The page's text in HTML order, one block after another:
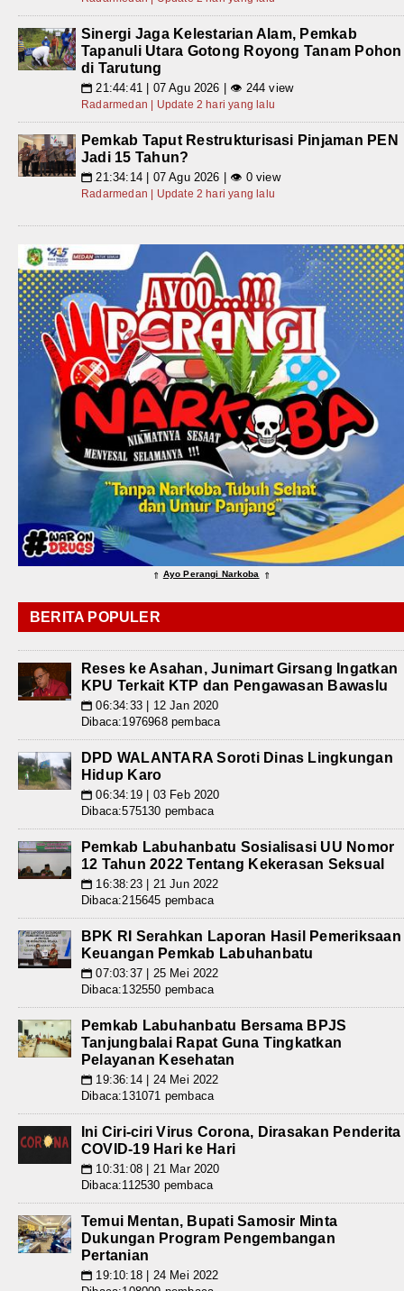
Sinergi Jaga Kelestarian Alam, Pemkab
Tapanuli Utara Gotong Royong Tanam Pohon
di Tarutung
📅 21:44:41 | 07 Agu 2026 | 👁 244 view
Radarmedan | Update 2 hari yang lalu
Pemkab Taput Restrukturisasi Pinjaman PEN
Jadi 15 Tahun?
📅 21:34:14 | 07 Agu 2026 | 👁 0 view
Radarmedan | Update 2 hari yang lalu
⇑ Ayo Perangi Narkoba ⇑
BERITA POPULER
Reses ke Asahan, Junimart Girsang Ingatkan
KPU Terkait KTP dan Pengawasan Bawaslu
📅 06:34:33 | 12 Jan 2020
Dibaca:1976968 pembaca
DPD WALANTARA Soroti Dinas Lingkungan
Hidup Karo
📅 06:34:19 | 03 Feb 2020
Dibaca:575130 pembaca
Pemkab Labuhanbatu Sosialisasi UU Nomor
12 Tahun 2022 Tentang Kekerasan Seksual
📅 16:38:23 | 21 Jun 2022
Dibaca:215645 pembaca
BPK RI Serahkan Laporan Hasil Pemeriksaan
Keuangan Pemkab Labuhanbatu
📅 07:03:37 | 25 Mei 2022
Dibaca:132550 pembaca
Pemkab Labuhanbatu Bersama BPJS
Tanjungbalai Rapat Guna Tingkatkan
Pelayanan Kesehatan
📅 19:36:14 | 24 Mei 2022
Dibaca:131071 pembaca
Ini Ciri-ciri Virus Corona, Dirasakan Penderita
COVID-19 Hari ke Hari
📅 10:31:08 | 21 Mar 2020
Dibaca:112530 pembaca
Temui Mentan, Bupati Samosir Minta
Dukungan Program Pengembangan
Pertanian
📅 19:10:18 | 24 Mei 2022